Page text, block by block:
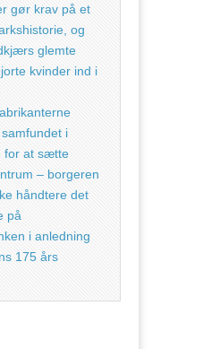
gør krav på et
og
glemte
kvinder ind i
i
for at sætte
– borgeren
håndtere det
på
i anledning
175 års